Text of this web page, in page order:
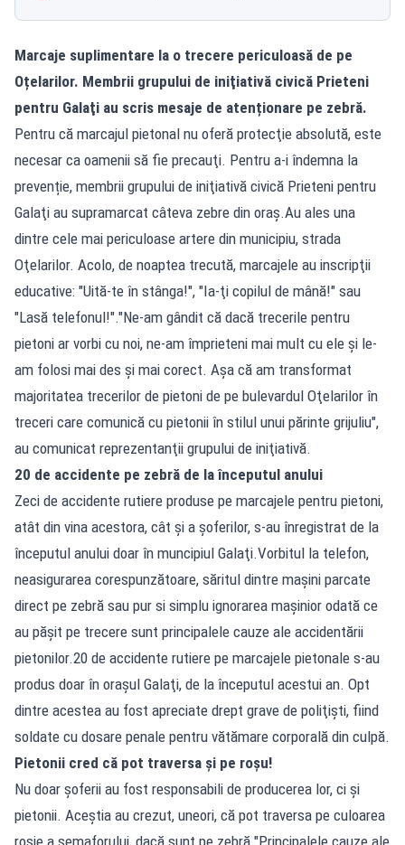
Marcaje suplimentare la o trecere periculoasă de pe
Oțelarilor. Membrii grupului de iniţiativă civică Prieteni
pentru Galaţi au scris mesaje de atenționare pe zebră.
Pentru că marcajul pietonal nu oferă protecţie absolută, este
necesar ca oamenii să fie precauţi. Pentru a-i îndemna la
prevenție, membrii grupului de iniţiativă civică Prieteni pentru
Galaţi au supramarcat câteva zebre din oraş.Au ales una
dintre cele mai periculoase artere din municipiu, strada
Oţelarilor. Acolo, de noaptea trecută, marcajele au inscripţii
educative: "Uită-te în stânga!", "Ia-ţi copilul de mână!" sau
"Lasă telefonul!"."Ne-am gândit că dacă trecerile pentru
pietoni ar vorbi cu noi, ne-am împrieteni mai mult cu ele şi le-
am folosi mai des şi mai corect. Aşa că am transformat
majoritatea trecerilor de pietoni de pe bulevardul Oţelarilor în
treceri care comunică cu pietonii în stilul unui părinte grijuliu",
au comunicat reprezentanţii grupului de iniţiativă.
20 de accidente pe zebră de la începutul anului
Zeci de accidente rutiere produse pe marcajele pentru pietoni,
atât din vina acestora, cât şi a şoferilor, s-au înregistrat de la
începutul anului doar în muncipiul Galaţi.Vorbitul la telefon,
neasigurarea corespunzătoare, săritul dintre maşini parcate
direct pe zebră sau pur si simplu ignorarea maşinior odată ce
au păşit pe trecere sunt principalele cauze ale accidentării
pietonilor.20 de accidente rutiere pe marcajele pietonale s-au
produs doar în orașul Galaţi, de la începutul acestui an. Opt
dintre acestea au fost apreciate drept grave de poliţişti, fiind
soldate cu dosare penale pentru vătămare corporală din culpă.
Pietonii cred că pot traversa și pe roșu!
Nu doar șoferii au fost responsabili de producerea lor, ci și
pietonii. Aceștia au crezut, uneori, că pot traversa pe culoarea
roșie a semaforului, dacă sunt pe zebră."Principalele cauze ale